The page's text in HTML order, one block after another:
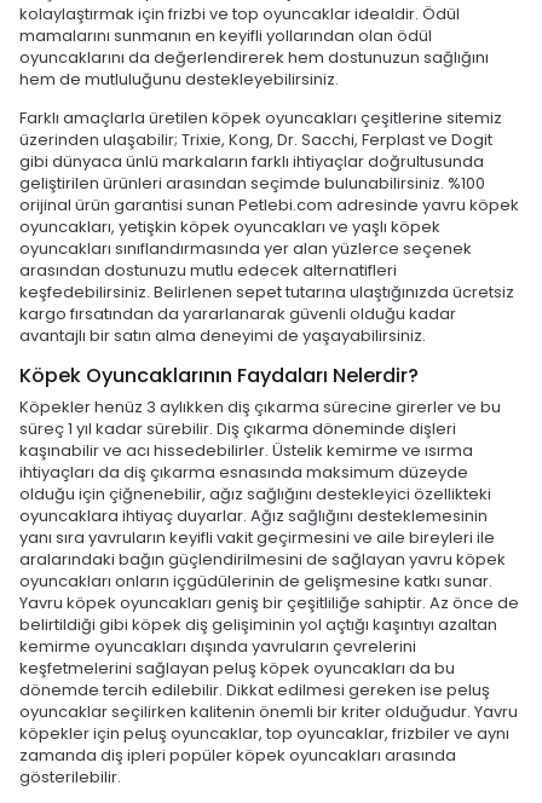
kolaylaştırmak için frizbi ve top oyuncaklar idealdir. Ödül
mamalarını sunmanın en keyifli yollarından olan ödül
oyuncaklarını da değerlendirerek hem dostunuzun sağlığını
hem de mutluluğunu destekleyebilirsiniz.
Farklı amaçlarla üretilen köpek oyuncakları çeşitlerine sitemiz
üzerinden ulaşabilir; Trixie, Kong, Dr. Sacchi, Ferplast ve Dogit
gibi dünyaca ünlü markaların farklı ihtiyaçlar doğrultusunda
geliştirilen ürünleri arasından seçimde bulunabilirsiniz. %100
orijinal ürün garantisi sunan Petlebi.com adresinde yavru köpek
oyuncakları, yetişkin köpek oyuncakları ve yaşlı köpek
oyuncakları sınıflandırmasında yer alan yüzlerce seçenek
arasından dostunuzu mutlu edecek alternatifleri
keşfedebilirsiniz. Belirlenen sepet tutarına ulaştığınızda ücretsiz
kargo fırsatından da yararlanarak güvenli olduğu kadar
avantajlı bir satın alma deneyimi de yaşayabilirsiniz.
Köpek Oyuncaklarının Faydaları Nelerdir?
Köpekler henüz 3 aylıkken diş çıkarma sürecine girerler ve bu
süreç 1 yıl kadar sürebilir. Diş çıkarma döneminde dişleri
kaşınabilir ve acı hissedebilirler. Üstelik kemirme ve ısırma
ihtiyaçları da diş çıkarma esnasında maksimum düzeyde
olduğu için çiğnenebilir, ağız sağlığını destekleyici özellikteki
oyuncaklara ihtiyaç duyarlar. Ağız sağlığını desteklemesinin
yanı sıra yavruların keyifli vakit geçirmesini ve aile bireyleri ile
aralarındaki bağın güçlendirilmesini de sağlayan yavru köpek
oyuncakları onların içgüdülerinin de gelişmesine katkı sunar.
Yavru köpek oyuncakları geniş bir çeşitliliğe sahiptir. Az önce de
belirtildiği gibi köpek diş gelişiminin yol açtığı kaşıntıyı azaltan
kemirme oyuncakları dışında yavruların çevrelerini
keşfetmelerini sağlayan peluş köpek oyuncakları da bu
dönemde tercih edilebilir. Dikkat edilmesi gereken ise peluş
oyuncaklar seçilirken kalitenin önemli bir kriter olduğudur. Yavru
köpekler için peluş oyuncaklar, top oyuncaklar, frizbiler ve aynı
zamanda diş ipleri popüler köpek oyuncakları arasında
gösterilebilir.